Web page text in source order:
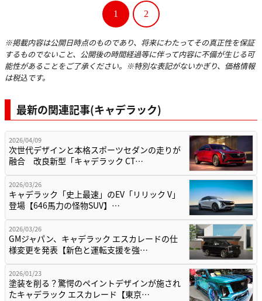
1 2
※掲載内容は公開日時点のものであり、将来にわたってその真正性を保証
するものでないこと、公開後の時間経過等に伴って内容に不備が生じる可
能性があることをご了承ください。※特別な表記がないかぎり、価格情報
は税込です。
最新の関連記事(キャデラック)
2026/04/09
次世代デザインと本格スポーツセダンの走りが
融合 改良新型「キャデラック CT…
2026/03/26
キャデラック「史上最速」のEV「リリック V」
登場【646馬力の怪物SUV】…
2026/03/26
GMジャパン、キャデラック エスカレードの仕
様変更を発表【新色と運転支援を強…
2026/01/23
塗装を削る？驚愕のペイントデザインが施され
たキャデラック エスカレード【東京…